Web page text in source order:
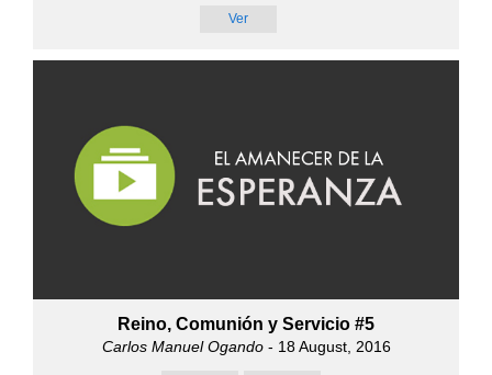
Ver
Reino, Comunión y Servicio #5
Carlos Manuel Ogando- 18 August, 2016